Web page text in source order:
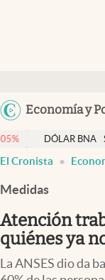
Economía y
Members
Economía y Política
Finanzas y Mercados
Mercados Online
Negocios
Columnistas
BNA $ 1520
El Cronista
Medidas
Atención
quiénes ya
La ANSES dio da